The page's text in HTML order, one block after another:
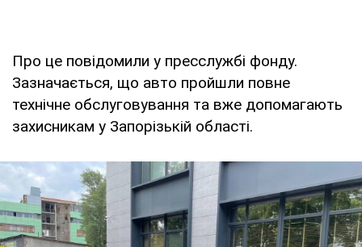
Про це повідомили у пресслужбі фонду.
Зазначається, що авто пройшли повне
технічне обслуговування та вже допомагають
захисникам у Запорізькій області.